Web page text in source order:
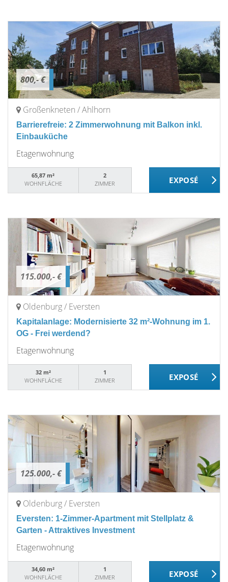
800,- €
Großenkneten / Ahlhorn
Barrierefreie: 2 Zimmerwohnung mit Balkon inkl.
Einbauküche
Etagenwohnung
65,87 m²
WOHNFLÄCHE
2
ZIMMER
115.000,- €
Oldenburg / Eversten
Kapitalanlage: Modernisierte 32 m²-Wohnung im 1.
OG - Frei werdend?
Etagenwohnung
32 m²
WOHNFLÄCHE
1
ZIMMER
125.000,- €
Oldenburg / Eversten
Eversten: 1-Zimmer-Apartment mit Stellplatz &
Garten - Attraktives Investment
Etagenwohnung
34,60 m²
WOHNFLÄCHE
1
ZIMMER